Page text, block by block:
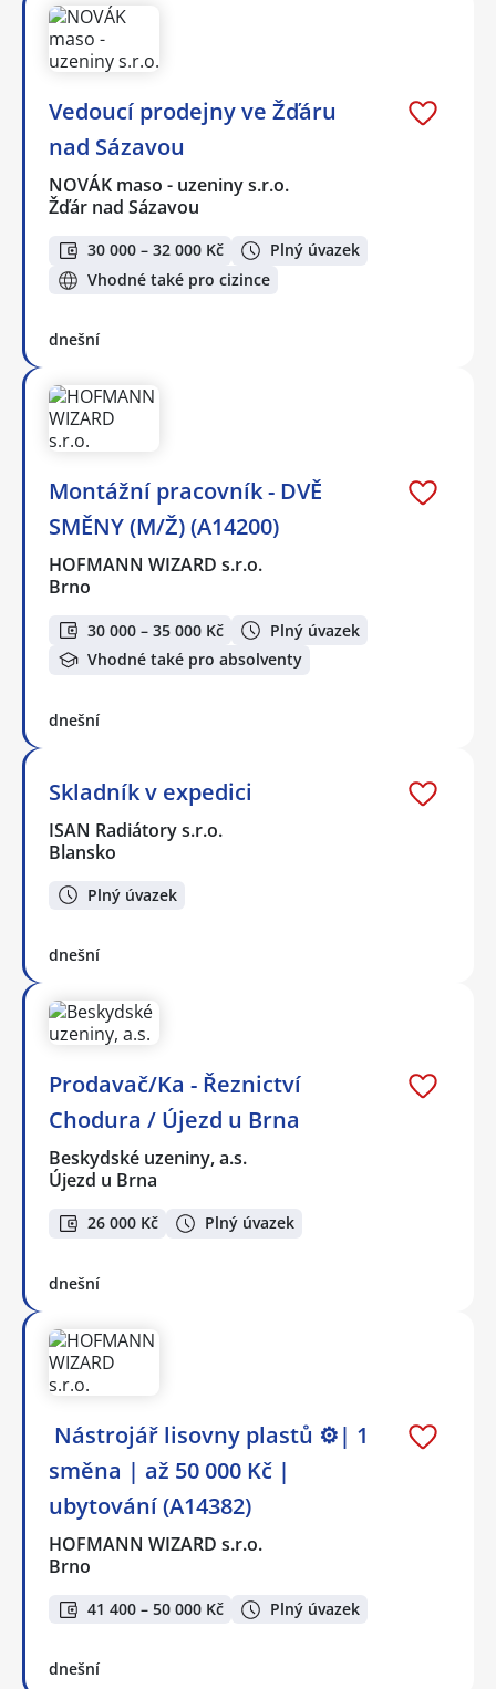
Vedoucí prodejny ve Žďáru
nad Sázavou
NOVÁK maso - uzeniny s.r.o.
Žďár nad Sázavou
30 000 – 32 000 Kč
Plný úvazek
Vhodné také pro cizince
dnešní
Montážní pracovník - DVĚ
SMĚNY (M/Ž) (A14200)
HOFMANN WIZARD s.r.o.
Brno
30 000 – 35 000 Kč
Plný úvazek
Vhodné také pro absolventy
dnešní
Skladník v expedici
ISAN Radiátory s.r.o.
Blansko
Plný úvazek
dnešní
Prodavač/Ka - Řeznictví
Chodura / Újezd u Brna
Beskydské uzeniny, a.s.
Újezd u Brna
26 000 Kč Plný úvazek
dnešní
️ Nástrojář lisovny plastů ⚙️| 1
směna | až 50 000 Kč |
ubytování (A14382)
HOFMANN WIZARD s.r.o.
Brno
41 400 – 50 000 Kč Plný úvazek
dnešní